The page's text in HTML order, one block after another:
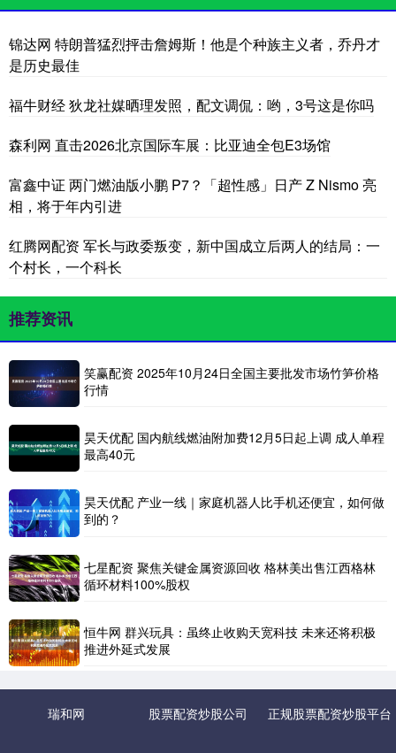
锦达网 特朗普猛烈抨击詹姆斯！他是个种族主义者，乔丹才
是历史最佳
福牛财经 狄龙社媒晒理发照，配文调侃：哟，3号这是你吗
森利网 直击2026北京国际车展：比亚迪全包E3场馆
富鑫中证 两门燃油版小鹏 P7？「超性感」日产 Z Nismo 亮
相，将于年内引进
红腾网配资 军长与政委叛变，新中国成立后两人的结局：一
个村长，一个科长
推荐资讯
笑赢配资 2025年10月24日全国主要批发市场竹笋价格
行情
昊天优配 国内航线燃油附加费12月5日起上调 成人单程
最高40元
昊天优配 产业一线｜家庭机器人比手机还便宜，如何做
到的？
七星配资 聚焦关键金属资源回收 格林美出售江西格林
循环材料100%股权
恒牛网 群兴玩具：虽终止收购天宽科技 未来还将积极
推进外延式发展
瑞和网 股票配资炒股公司 正规股票配资炒股平台